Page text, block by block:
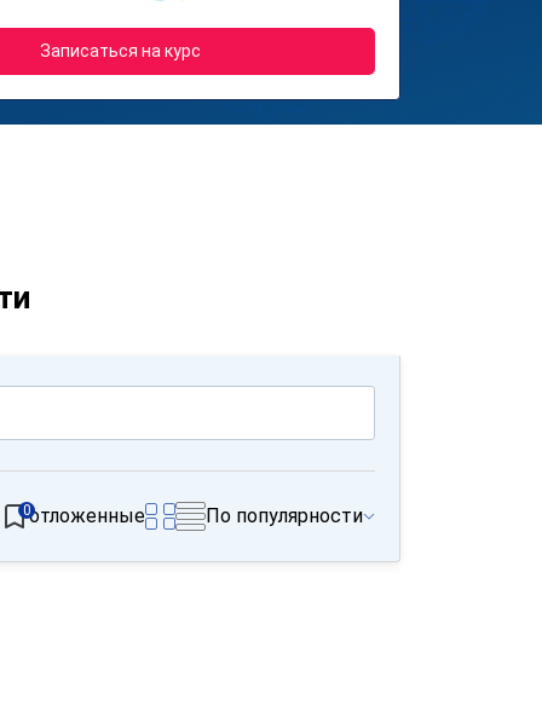
Записаться на курс
отложенные
0 По популярности